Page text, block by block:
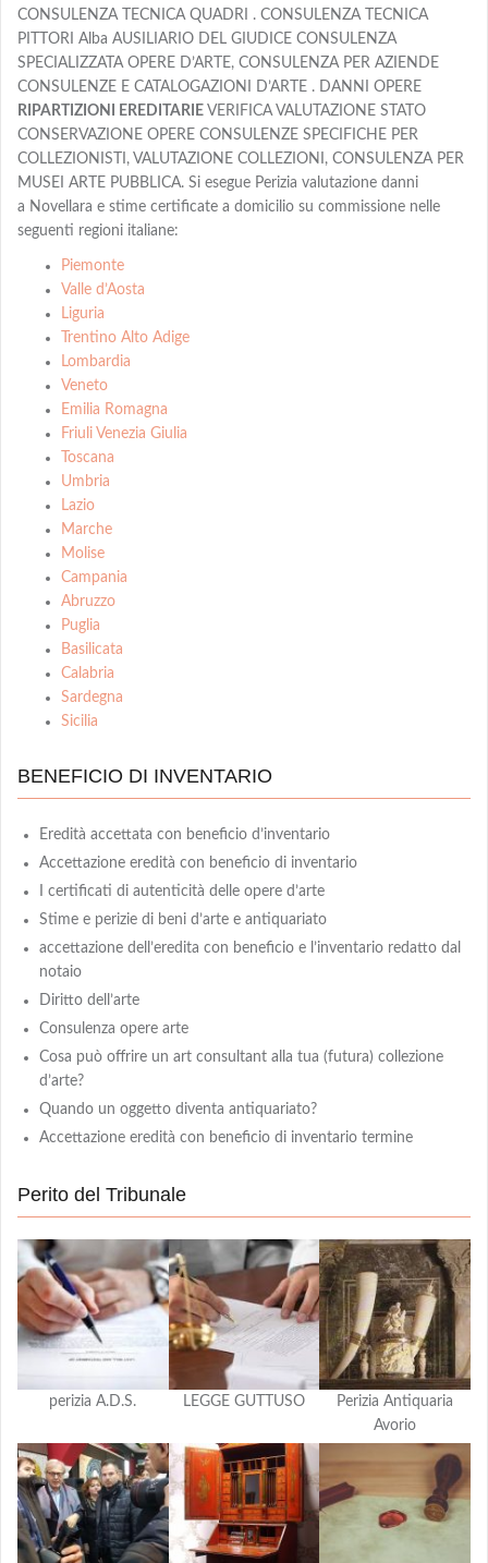
CONSULENZA TECNICA QUADRI . CONSULENZA TECNICA
PITTORI Alba AUSILIARIO DEL GIUDICE CONSULENZA
SPECIALIZZATA OPERE D’ARTE, CONSULENZA PER AZIENDE
CONSULENZE E CATALOGAZIONI D’ARTE . DANNI OPERE
RIPARTIZIONI EREDITARIE VERIFICA VALUTAZIONE STATO
CONSERVAZIONE OPERE CONSULENZE SPECIFICHE PER
COLLEZIONISTI, VALUTAZIONE COLLEZIONI, CONSULENZA PER
MUSEI ARTE PUBBLICA. Si esegue Perizia valutazione danni
a Novellara e stime certificate a domicilio su commissione nelle
seguenti regioni italiane:
Piemonte
Valle d’Aosta
Liguria
Trentino Alto Adige
Lombardia
Veneto
Emilia Romagna
Friuli Venezia Giulia
Toscana
Umbria
Lazio
Marche
Molise
Campania
Abruzzo
Puglia
Basilicata
Calabria
Sardegna
Sicilia
BENEFICIO DI INVENTARIO
Eredità accettata con beneficio d’inventario
Accettazione eredità con beneficio di inventario
I certificati di autenticità delle opere d’arte
Stime e perizie di beni d’arte e antiquariato
accettazione dell’eredita con beneficio e l’inventario redatto dal
notaio
Diritto dell’arte
Consulenza opere arte
Cosa può offrire un art consultant alla tua (futura) collezione
d’arte?
Quando un oggetto diventa antiquariato?
Accettazione eredità con beneficio di inventario termine
Perito del Tribunale
perizia A.D.S. LEGGE GUTTUSO
Perizia Antiquaria
Avorio